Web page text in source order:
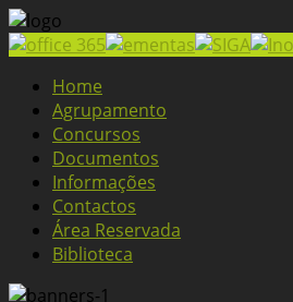
Home
Agrupamento
Concursos
Documentos
Informações
Contactos
Área Reservada
Biblioteca